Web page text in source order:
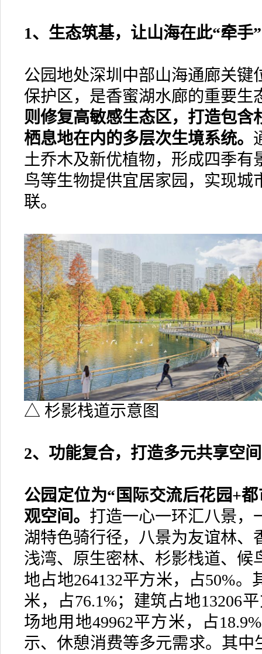
1、生态筑基，让山海在此“牵手”
公园地处深圳中部山海通廊关键
保护区，是香蜜湖水廊的重要生
则修复高敏感生态区，打造包含
栖息地在内的多层次生境系统。
土乔木及新优植物，形成四季有
鸟等生物提供宜居家园，实现城
联。
△ 杉影栈道示意图
2、功能复合，打造多元共享空间
公园定位为“国际交流后花园+
观空间。 打造一心一环汇八景，
湖特色骑行径，八景为友谊林、
浅湾、原生密林、杉影栈道、候
地占地264132平方米，占50%。
米，占76.1%；建筑占地13206
场地用地49962平方米，占
示、休憩消费等多元需求。其中